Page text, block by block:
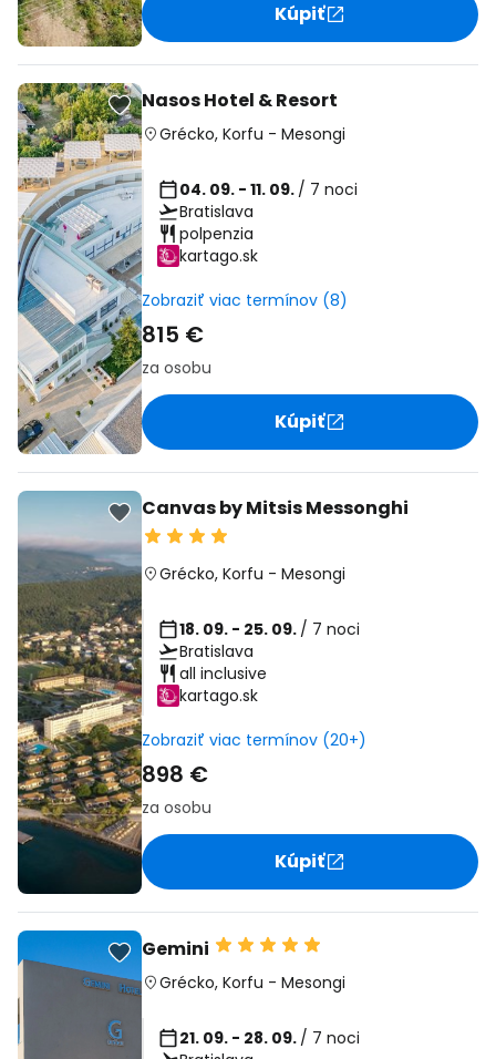
Kúpiť
Nasos Hotel & Resort
Grécko, Korfu - Mesongi
04. 09. - 11. 09. / 7 noci
Bratislava
polpenzia
kartago.sk
Zobraziť viac termínov (8)
815 €
za osobu
Kúpiť
Canvas by Mitsis Messonghi
Grécko, Korfu - Mesongi
18. 09. - 25. 09. / 7 noci
Bratislava
all inclusive
kartago.sk
Zobraziť viac termínov (20+)
898 €
za osobu
Kúpiť
Gemini
Grécko, Korfu - Mesongi
21. 09. - 28. 09. / 7 noci